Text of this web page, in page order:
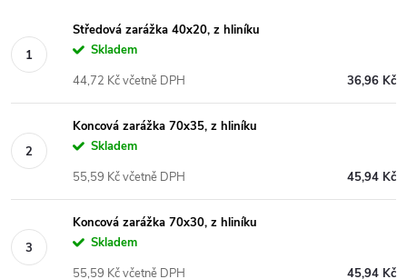
Středová zarážka 40x20, z hliníku
Skladem
36,96 Kč
44,72 Kč včetně DPH
Koncová zarážka 70x35, z hliníku
Skladem
45,94 Kč
55,59 Kč včetně DPH
Koncová zarážka 70x30, z hliníku
Skladem
45,94 Kč
55,59 Kč včetně DPH